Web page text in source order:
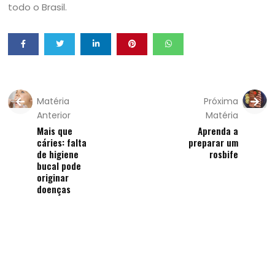
todo o Brasil.
Matéria
Anterior
Mais que
cáries: falta
de higiene
bucal pode
originar
doenças
Próxima
Matéria
Aprenda a
preparar um
rosbife